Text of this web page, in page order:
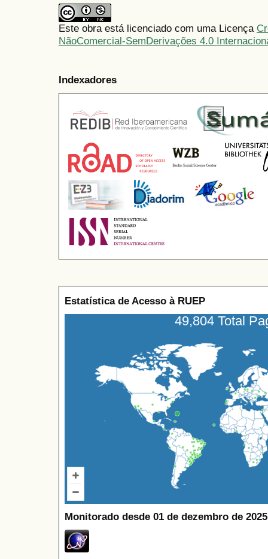
Este obra está licenciado com uma Licença
NãoComercial-SemDerivações 4.0
Indexadores
Estatística de Acesso à RUEP
49,804 Total
Monitorado desde 01 de dezembro de